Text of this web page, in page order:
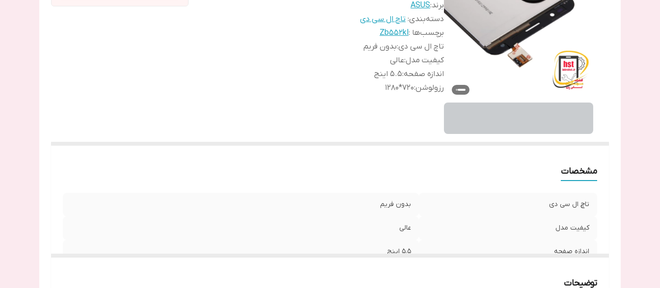
برند:ASUS
دسته‌بندی: تاچ ال سی دی
برچسب‌ها :Zb552kl
تاچ ال سی دی:بدون فریم
کیفیت مدل:عالی
اندازه صفحه:۵.۵ اینج
رزولوشن:۷۲۰*۱۲۸۰
مشخصات
تاچ ال سی دی بدون فریم
کیفیت مدل عالی
اندازه صفحه ۵.۵ اینج
توضیحات